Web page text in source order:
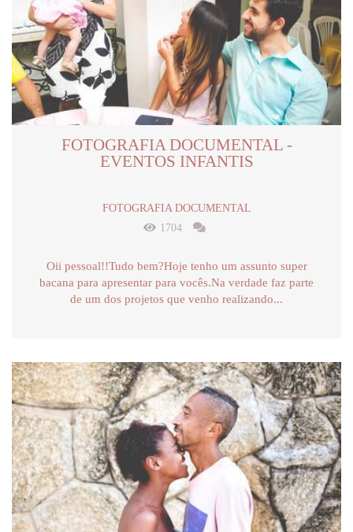
FOTOGRAFIA DOCUMENTAL -
EVENTOS INFANTIS
FOTOGRAFIA DOCUMENTAL
1704
Oii pessoal!!Tudo bem?Hoje tenho um assunto super
bacana para apresentar para vocês.Na verdade faz parte
de um dos projetos que venho realizando...